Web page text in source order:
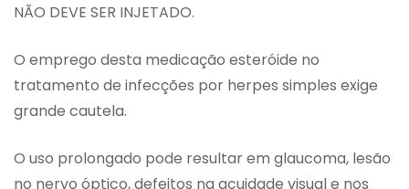
NÃO DEVE SER INJETADO.
O emprego desta medicação esteróide no
tratamento de infecções por herpes simples exige
grande cautela.
O uso prolongado pode resultar em glaucoma, lesão
no nervo óptico, defeitos na acuidade visual e nos